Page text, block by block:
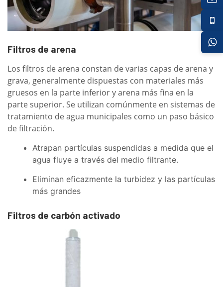
Filtros de arena
Los filtros de arena constan de varias capas de arena y
grava, generalmente dispuestas con materiales más
gruesos en la parte inferior y arena más fina en la
parte superior. Se utilizan comúnmente en sistemas de
tratamiento de agua municipales como un paso básico
de filtración.
Atrapan partículas suspendidas a medida que el
agua fluye a través del medio filtrante.
Eliminan eficazmente la turbidez y las partículas
más grandes
Filtros de carbón activado